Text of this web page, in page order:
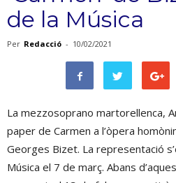
de la Música
Per Redacció - 10/02/2021
La mezzosoprano martorellenca,
paper de Carmen a l’òpera
Georges Bizet. La representació
Música el 7 de març. Abans